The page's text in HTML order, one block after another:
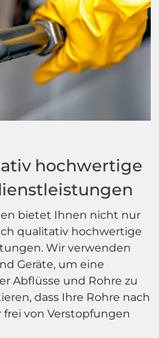
hochwertige
bietet Ihnen nicht nur
qualitativ hochwertige
Wir verwenden
Geräte, um eine
Abflüsse und Rohre zu
dass Ihre Rohre nach
von Verstopfungen